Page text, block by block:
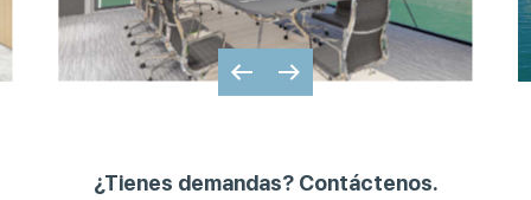
¿Tienes demandas? Contáctenos.